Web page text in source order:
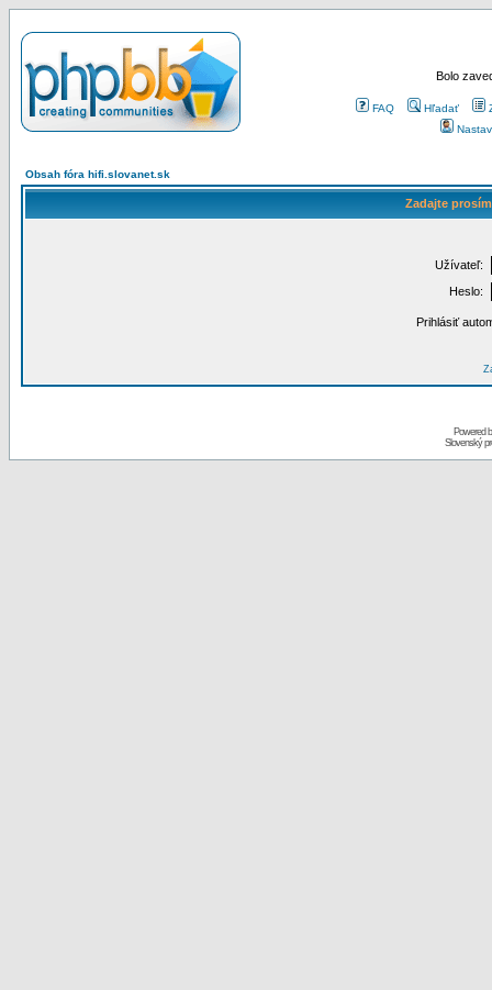
Bolo
FAQ Hľadať
Obsah fóra hifi.slovanet.sk
Zadajte
Užívateľ:
Heslo:
Prihlásiť
Powered
Slovenský